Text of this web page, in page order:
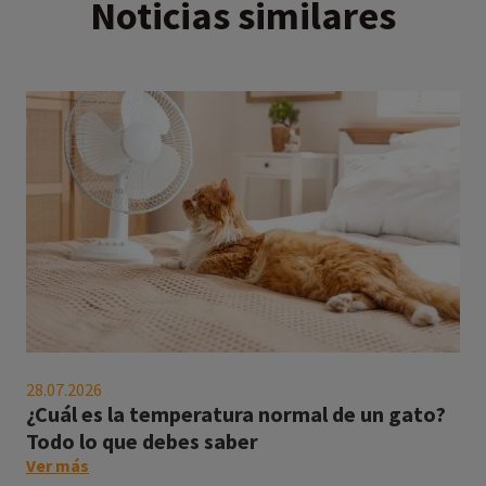
Noticias similares
es
la
temperatura
normal
de
28.07.2026
¿Cuál es la temperatura normal de un gato?
Todo lo que debes saber
Ver más